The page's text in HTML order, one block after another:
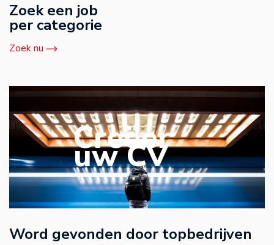
Zoek een job
per categorie
Zoek nu
Creëer
uw CV
Word gevonden door topbedrijven